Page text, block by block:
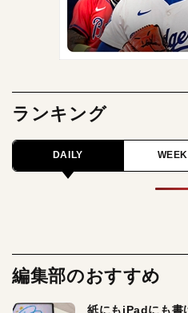
ランキング
DAILY
編集部のおすすめ
紙にもiPadにも書